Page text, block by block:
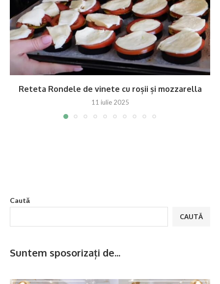
Reteta Rondele de vinete cu roșii și mozzarella
11 iulie 2025
Caută
CAUTĂ
Suntem sposorizați de...